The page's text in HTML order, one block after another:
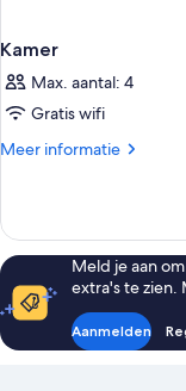
Kamer
Max. aantal: 4
Gratis wifi
Meer informatie
Meer
Meld je aan
extra's te zien.
Aanmelden